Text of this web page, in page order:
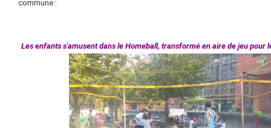
commune :
Les enfants s'amusent dans le Homeball, transformé en aire de jeu pour